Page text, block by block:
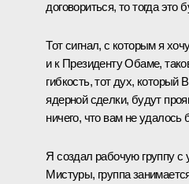
договориться, то тогда это
Тот сигнал, с которым я
и к Президенту Обаме,
гибкость, тот дух, который
ядерной сделки, будут
ничего, что вам не удалось
Я создал рабочую группу с
Мистуры, группа